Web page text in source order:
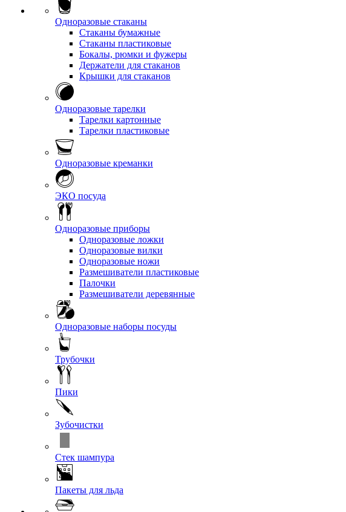
Одноразовые стаканы
Стаканы бумажные
Стаканы пластиковые
Бокалы, рюмки и фужеры
Держатели для стаканов
Крышки для стаканов
Одноразовые тарелки
Тарелки картонные
Тарелки пластиковые
Одноразовые креманки
ЭКО посуда
Одноразовые приборы
Одноразовые ложки
Одноразовые вилки
Одноразовые ножи
Размешиватели пластиковые
Палочки
Размешиватели деревянные
Одноразовые наборы посуды
Трубочки
Пики
Зубочистки
Стек шампура
Пакеты для льда